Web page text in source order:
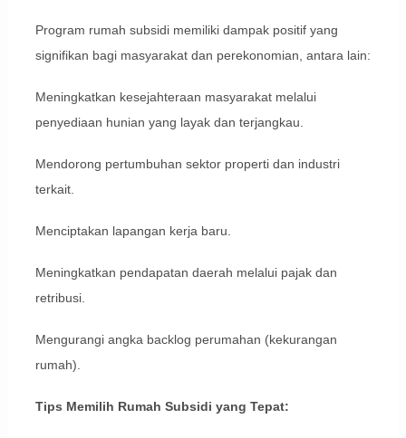
Program rumah subsidi memiliki dampak positif yang
signifikan bagi masyarakat dan perekonomian, antara lain:
Meningkatkan kesejahteraan masyarakat melalui
penyediaan hunian yang layak dan terjangkau.
Mendorong pertumbuhan sektor properti dan industri
terkait.
Menciptakan lapangan kerja baru.
Meningkatkan pendapatan daerah melalui pajak dan
retribusi.
Mengurangi angka backlog perumahan (kekurangan
rumah).
Tips Memilih Rumah Subsidi yang Tepat: